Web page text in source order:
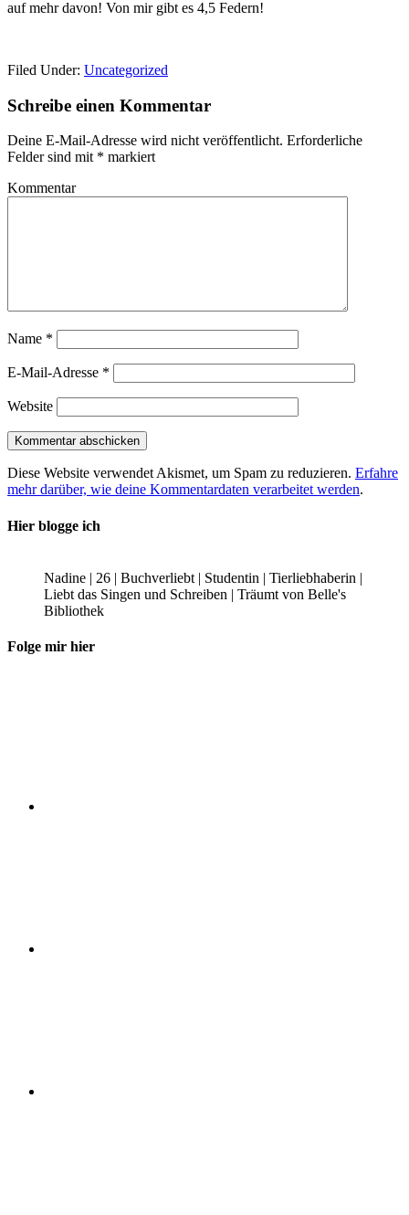
auf mehr davon! Von mir gibt es 4,5 Federn!
Filed Under: Uncategorized
Schreibe einen Kommentar
Deine E-Mail-Adresse wird nicht veröffentlicht. Erforderliche
Felder sind mit * markiert
Kommentar
Name *
E-Mail-Adresse *
Website
Diese Website verwendet Akismet, um Spam zu reduzieren. Erfahre
mehr darüber, wie deine Kommentardaten verarbeitet werden.
Hier blogge ich
Nadine | 26 | Buchverliebt | Studentin | Tierliebhaberin |
Liebt das Singen und Schreiben | Träumt von Belle's
Bibliothek
Folge mir hier